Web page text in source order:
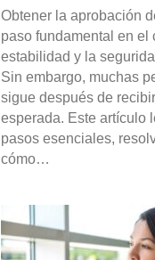
Obtener la aprobación
paso fundamental en el
estabilidad y la
Sin embargo, muchas
sigue después de
esperada. Este artículo
pasos esenciales,
cómo…